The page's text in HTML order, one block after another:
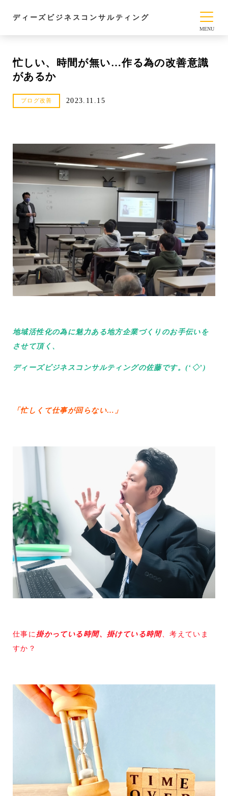
ディーズビジネスコンサルティング
忙しい、時間が無い…作る為の改善意識
があるか
ブログ改善 2023.11.15
地域活性化の為に魅力ある地方企業づくりのお手伝いを
させて頂く、
ディーズビジネスコンサルティングの佐藤です。(‘◇’)ゞ
「忙しくて仕事が回らない…」
仕事に掛かっている時間、掛けている時間、考えていま
すか？